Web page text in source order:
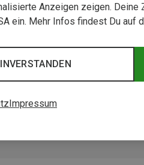
Anzeigen zeigen.
ein. Mehr Infos findest Du auf
Impressum